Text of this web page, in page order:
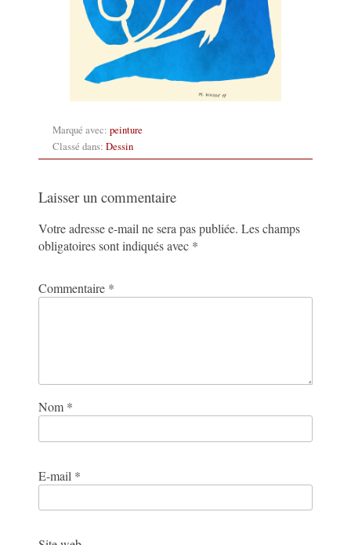
Marqué avec: peinture
Classé dans: Dessin
Laisser un commentaire
Votre adresse e-mail ne sera pas publiée. Les champs
obligatoires sont indiqués avec *
Commentaire *
Nom *
E-mail *